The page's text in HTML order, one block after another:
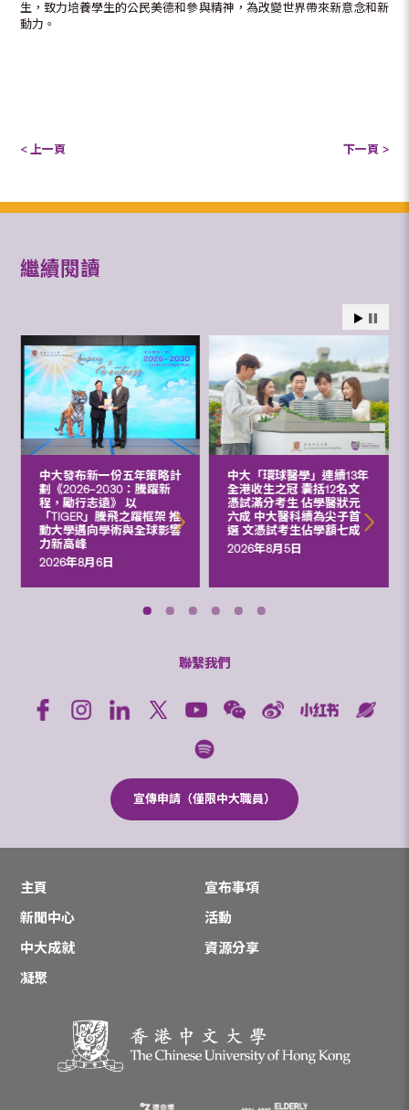
生，致力培養學生的公民美德和參與精神，為改變世界帶來新意念和新
動力。
< 上一頁 下一頁 >
繼續閱讀
中大發布新一份五年策略計
劃《2026‒2030：騰躍新
程，勵行志遠》 以
「TIGER」騰飛之躍框架 推
動大學邁向學術與全球影響
力新高峰
2026年8月6日
中大「環球醫學」連續13年
全港收生之冠 囊括12名文
憑試滿分考生 佔學醫狀元
六成 中大醫科續為尖子首
選 文憑試考生佔學額七成
2026年8月5日
聯繫我們
宣傳申請（僅限中大職員）
主頁
宣布事項
新聞中心
活動
中大成就
資源分享
凝聚